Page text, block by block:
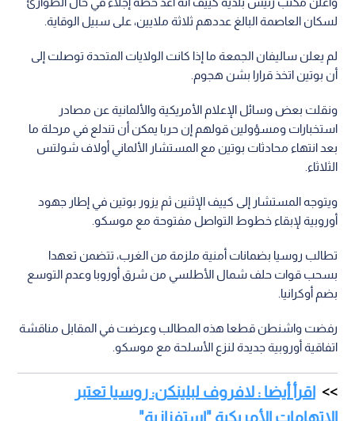
لسكان العاصمة البالغ عددهم ثلاثة ملايين، على سبيل الوقاية.
لم يعلن ساليفان الجمعة ما إذا كانت الولايات المتحدة توصلت إلى
أن بوتين اتخذ قرارا بشن هجوم.
ونقلت بعض وسائل الإعلام الأمريكية والألمانية عن مصادر
استخبارات ومسؤولين قولهم إن حربا يمكن أن تندلع في مرحلة ما
بعد انتهاء محادثات بوتين مع المستشار الألماني أولاف شولتس
الثلاثاء.
ويتوجه المستشار إلى كييف الإثنين ثم يزور بوتين في إطار جهود
أوروبية لإبقاء خطوط التواصل مفتوحة مع موسكو.
تطالب روسيا بضمانات أمنية ملزمة من الغرب، تتضمن تعهدا
بسحب قوات حلف شمال الأطلسي من شرق أوروبا وعدم التوسع
بضم أوكرانيا.
رفضت واشنطن قطعا هذه المطالب وعرضت في المقابل مناقشة
اتفاقية أوروبية جديدة لنزع الأسلحة مع موسكو.
اقرأ أيضا : لافروف لبلينكن: روسيا تعتبر
الاتهامات الأمريكية "استفزازية"